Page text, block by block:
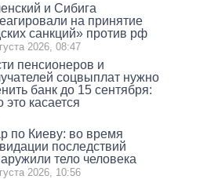
и Сибига
на принятие
санкций» против рф
2026, 08:47
пенсионеров и
соцвыплат нужно
банк до 15 сентября:
это касается
по Киеву: во время
последствий
тело человека
2026, 10:56